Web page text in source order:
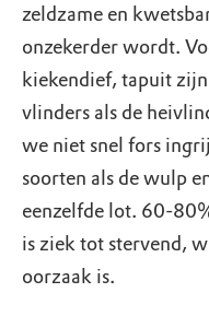
zeldzame en
onzekerder wordt.
kiekendief, tapuit
vlinders als de
we niet snel fors
soorten als de wulp
eenzelfde lot. 60-
is ziek tot stervend,
oorzaak is.